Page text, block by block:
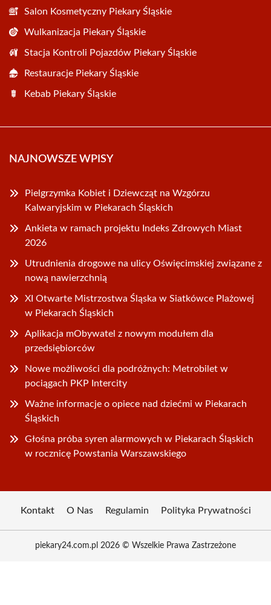
Salon Kosmetyczny Piekary Śląskie
Wulkanizacja Piekary Śląskie
Stacja Kontroli Pojazdów Piekary Śląskie
Restauracje Piekary Śląskie
Kebab Piekary Śląskie
NAJNOWSZE WPISY
Pielgrzymka Kobiet i Dziewcząt na Wzgórzu
Kalwaryjskim w Piekarach Śląskich
Ankieta w ramach projektu Indeks Zdrowych Miast
2026
Utrudnienia drogowe na ulicy Oświęcimskiej związane z
nową nawierzchnią
XI Otwarte Mistrzostwa Śląska w Siatkówce Plażowej
w Piekarach Śląskich
Aplikacja mObywatel z nowym modułem dla
przedsiębiorców
Nowe możliwości dla podróżnych: Metrobilet w
pociągach PKP Intercity
Ważne informacje o opiece nad dziećmi w Piekarach
Śląskich
Głośna próba syren alarmowych w Piekarach Śląskich
w rocznicę Powstania Warszawskiego
Kontakt O Nas Regulamin Polityka Prywatności
piekary24.com.pl 2026 © Wszelkie Prawa Zastrzeżone